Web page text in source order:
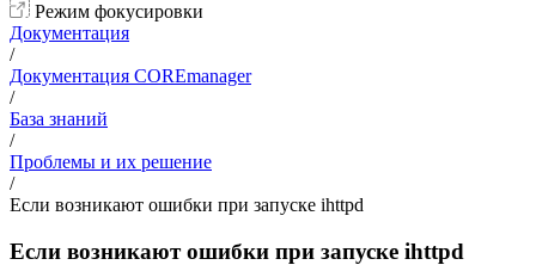
Режим фокусировки
Документация
/
Документация COREmanager
/
База знаний
/
Проблемы и их решение
/
Если возникают ошибки при запуске ihttpd
Если возникают ошибки при запуске ihttpd